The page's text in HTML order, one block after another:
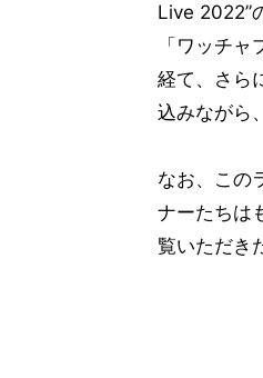
Live 2022”
「ワッチ
経て、さら
込みながら
なお、この
ナーたちは
覧いただき